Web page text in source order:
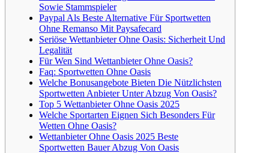
Sowie Stammspieler
Paypal Als Beste Alternative Für Sportwetten
Ohne Remanso Mit Paysafecard
Seriöse Wettanbieter Ohne Oasis: Sicherheit Und
Legalität
Für Wen Sind Wettanbieter Ohne Oasis?
Faq: Sportwetten Ohne Oasis
Welche Bonusangebote Bieten Die Nützlichsten
Sportwetten Anbieter Unter Abzug Von Oasis?
Top 5 Wettanbieter Ohne Oasis 2025
Welche Sportarten Eignen Sich Besonders Für
Wetten Ohne Oasis?
Wettanbieter Ohne Oasis 2025 Beste
Sportwetten Bauer Abzug Von Oasis